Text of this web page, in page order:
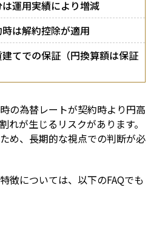
運用実績により増減
は解約控除が適用
てでの保証（円換算額は保証
の為替レートが契約時より円高
れが生じるリスクがあります。
め、長期的な視点での判断が必
徴については、以下のFAQでも